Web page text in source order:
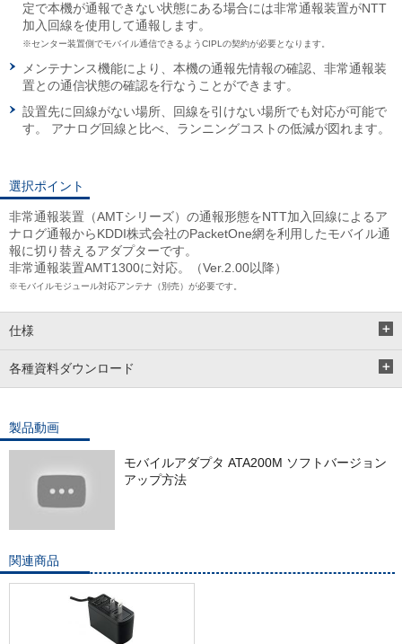
定で本機が通報できない状態にある場合には非常通報装置がNTT
加入回線を使用して通報します。
※センター装置側でモバイル通信できるようCIPLの契約が必要となります。
メンテナンス機能により、本機の通報先情報の確認、非常通報装
置との通信状態の確認を行なうことができます。
設置先に回線がない場所、回線を引けない場所でも対応が可能で
す。 アナログ回線と比べ、ランニングコストの低減が図れます。
選択ポイント
非常通報装置（AMTシリーズ）の通報形態をNTT加入回線によるア
ナログ通報からKDDI株式会社のPacketOne網を利用したモバイル通
報に切り替えるアダプターです。
非常通報装置AMT1300に対応。（Ver.2.00以降）
※モバイルモジュール対応アンテナ（別売）が必要です。
仕様
各種資料ダウンロード
製品動画
モバイルアダプタ ATA200M ソフトバージョン
アップ方法
関連商品